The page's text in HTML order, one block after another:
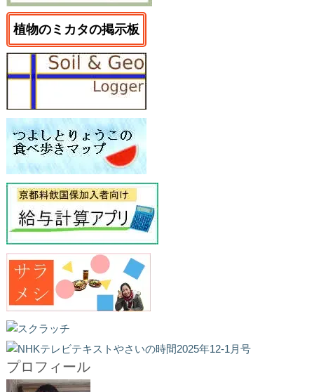
植物のミカタの掲示板
プロフィール